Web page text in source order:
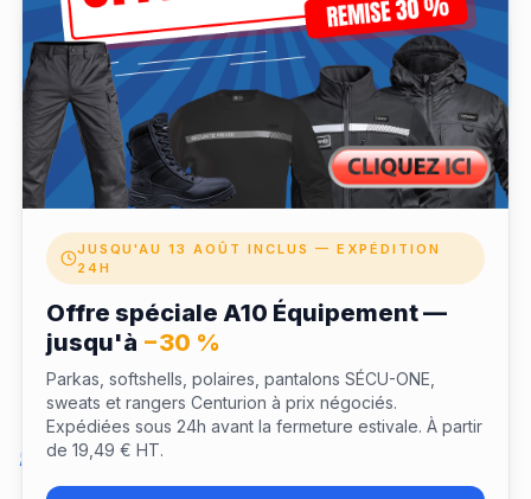
✓ Coffret expédié à votre domicile après validation
✓ Validité 12 mois pour profiter de votre expérience
✓ Échangeable depuis votre espace fidélité LaTenue
Questions sur ce coffret
JUSQU'AU 13 AOÛT INCLUS — EXPÉDITION
24H
Offre spéciale A10 Équipement —
jusqu'à −30 %
Parkas, softshells, polaires, pantalons SÉCU-ONE,
sweats et rangers Centurion à prix négociés.
Expédiées sous 24h avant la fermeture estivale. À partir
de 19,49 € HT.